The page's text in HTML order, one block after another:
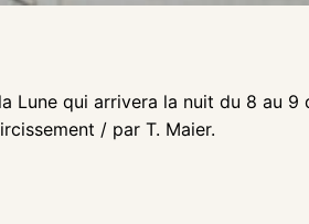
qui arrivera la nuit du 8 au 9
/ par T. Maier.